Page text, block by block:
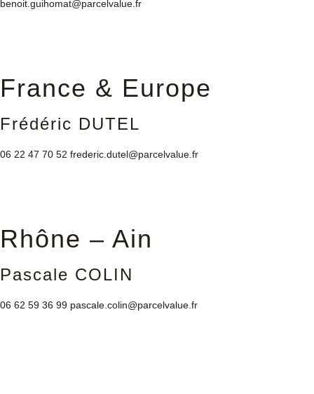
benoit.guihomat@parcelvalue.fr
France & Europe
Frédéric DUTEL
06 22 47 70 52 frederic.dutel@parcelvalue.fr
Rhône – Ain
Pascale COLIN
06 62 59 36 99 pascale.colin@parcelvalue.fr